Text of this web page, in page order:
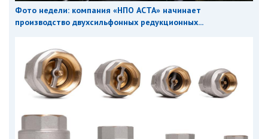
Фото недели: компания «НПО АСТА» начинает
производство двухсильфонных редукционных...